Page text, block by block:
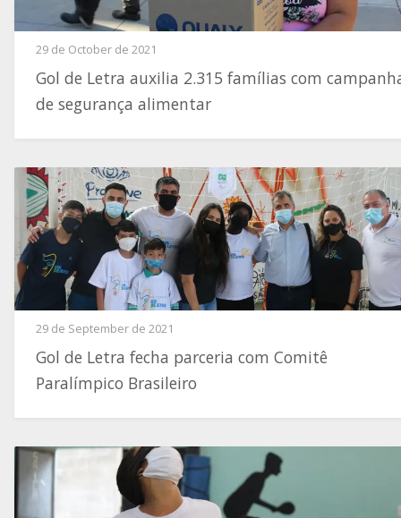
29 de October de 2021
Gol de Letra auxilia 2.315 famílias com
de segurança alimentar
29 de September de 2021
Gol de Letra fecha parceria com Comitê
Paralímpico Brasileiro